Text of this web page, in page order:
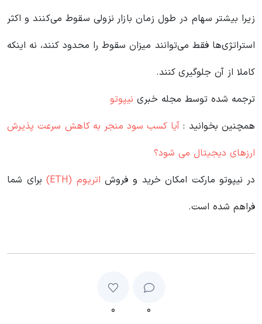
زیرا بیشتر سهام در طول زمان بازار نزولی سقوط می‌کنند و اکثر
استراتژی‌ها فقط می‌توانند میزان سقوط را محدود کنند، نه اینکه
کاملا از آن جلوگیری کنند.
ترجمه شده توسط مجله خبری نیپوتو
همچنین بخوانید :آیا کسب سود منجر به کاهش سرعت پذیرش
ارزهای دیجیتال می شود؟
در نیپوتو مارکت امکان خرید و فروش اتریوم (ETH)
برای شما
فراهم شده است.
۰ ۰